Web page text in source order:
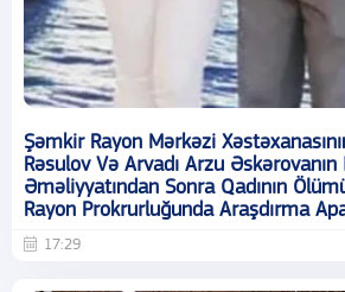
Şəmkir Rayon Mərkəzi
Rəsulov Və Arvadı Arzu
Əməliyyatından Sonra Qadının
Rayon Prokrurluğunda Araşdırma
17:29